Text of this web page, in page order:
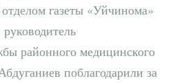
газеты «Уйчинома»
районного медицинского
поблагодарили за